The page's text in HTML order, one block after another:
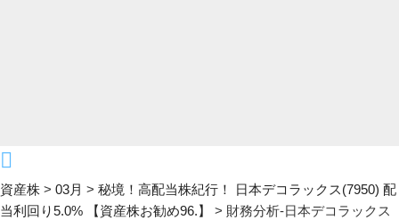
資産株 > 03月 > 秘境！高配当株紀行！ 日本デコラックス(7950) 配
当利回り5.0% 【資産株お勧め96.】
> 財務分析-日本デコラックス